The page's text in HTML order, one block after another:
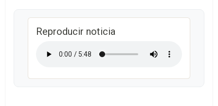
Reproducir noticia